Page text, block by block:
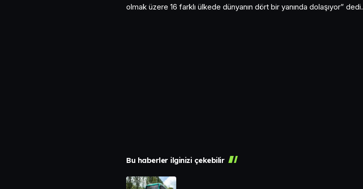
olmak üzere 16 farklı ülkede dünyanın dört bir yanında dolaşıyor” dedi.
Bu haberler ilginizi çekebilir